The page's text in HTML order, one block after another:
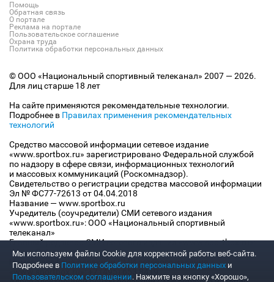
Помощь
Обратная связь
О портале
Реклама на портале
Пользовательское соглашение
Охрана труда
Политика обработки персональных данных
© ООО «Национальный спортивный телеканал» 2007 — 2026.
Для лиц старше 18 лет
На сайте применяются рекомендательные технологии.
Подробнее в Правилах применения рекомендательных
технологий
Средство массовой информации сетевое издание
«www.sportbox.ru» зарегистрировано Федеральной службой
по надзору в сфере связи, информационных технологий
и массовых коммуникаций (Роскомнадзор).
Свидетельство о регистрации средства массовой информации
Эл № ФС77-72613 от 04.04.2018
Название — www.sportbox.ru
Учредитель (соучредители) СМИ сетевого издания
«www.sportbox.ru»: ООО «Национальный спортивный
телеканал»
Главный редактор СМИ сетевого издания «www.sportbox.ru»:
Конов В.А.
Номер телефона редакции СМИ сетевого издания
«www.sportbox.ru»: +7 (495) 653 8419
Мы используем файлы Сookie для корректной работы веб-сайта.
Подробнее в Политике обработки персональных данных и
Пользовательском соглашении. Нажмите на кнопку «Хорошо»,